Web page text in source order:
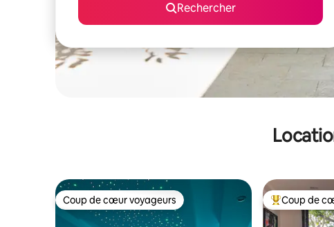
Rechercher
Coup de cœur voyageurs
Coup de cœur voyageurs Coups de
Coup de